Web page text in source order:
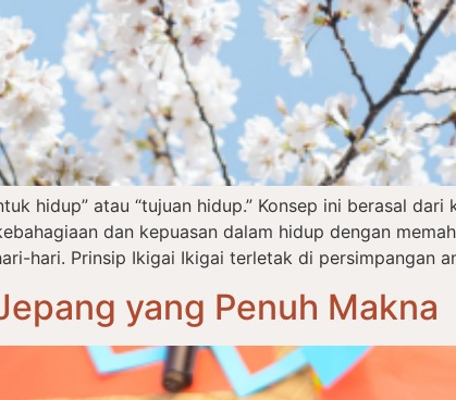
hidup” atau “tujuan hidup.” Konsep ini berasal dari
dan kepuasan dalam hidup dengan
hari. Prinsip Ikigai Ikigai terletak di persimpangan
yang Penuh Makna